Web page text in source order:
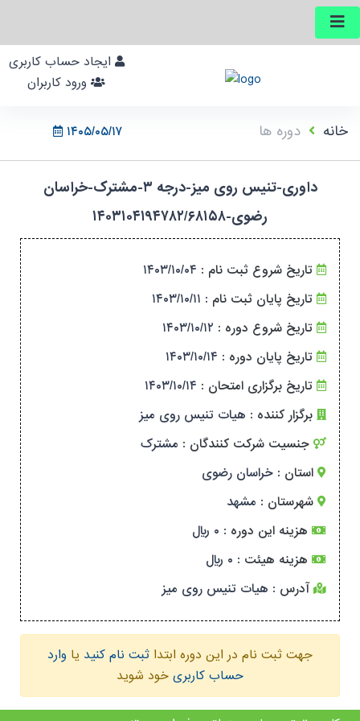
۱۴۰۵/۰۵/۱۷ خانه دوره ها
داوری-تنیس روی میز-درجه ۳-مشترک-خراسان
رضوی-۱۴۰۳۱۰۴۱۹۴۷۸۲/۶۸۱۵۸
تاریخ شروع ثبت نام : ۱۴۰۳/۱۰/۰۴
تاریخ پایان ثبت نام : ۱۴۰۳/۱۰/۱۱
تاریخ شروع دوره : ۱۴۰۳/۱۰/۱۲
تاریخ پایان دوره : ۱۴۰۳/۱۰/۱۴
تاریخ برگزاری امتحان : ۱۴۰۳/۱۰/۱۴
برگزار کننده : هیات تنیس روی میز
جنسیت شرکت کنندگان : مشترک
استان : خراسان رضوی
شهرستان : مشهد
هزینه این دوره : ۰ ریال
هزینه هیئت : ۰ ریال
آدرس : هیات تنیس روی میز
جهت ثبت نام در این دوره ابتدا ثبت نام کنید یا وارد
حساب کاربری خود شوید